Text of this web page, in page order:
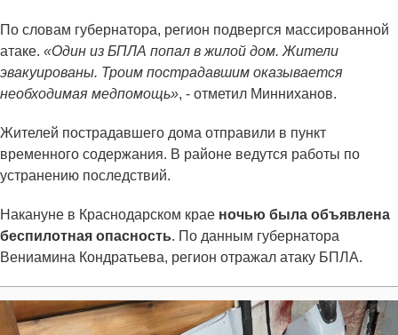
По словам губернатора, регион подвергся массированной
атаке. «Один из БПЛА попал в жилой дом. Жители
эвакуированы. Троим пострадавшим оказывается
необходимая медпомощь», - отметил Минниханов.
Жителей пострадавшего дома отправили в пункт
временного содержания. В районе ведутся работы по
устранению последствий.
Накануне в Краснодарском крае ночью была объявлена
беспилотная опасность. По данным губернатора
Вениамина Кондратьева, регион отражал атаку БПЛА.